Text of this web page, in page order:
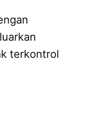
terkontrol